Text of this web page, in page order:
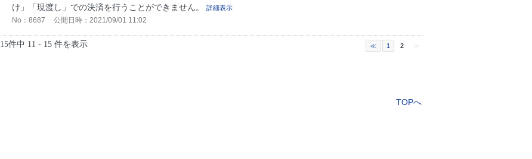
け」「現渡し」での決済を行うことができません。
詳細表示
No：8687 公開日時：2021/09/01 11:02
15件中 11 - 15 件を表示 ≪ 1 2
TOPへ